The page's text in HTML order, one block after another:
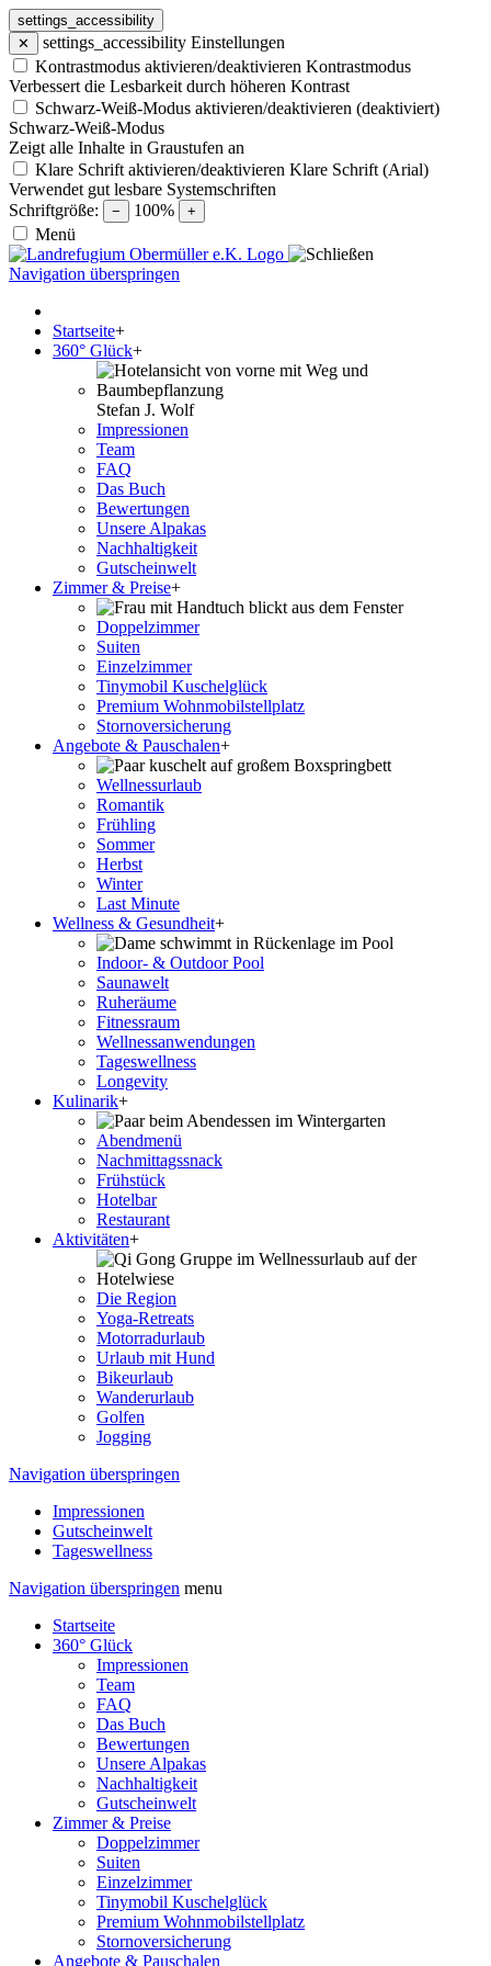
settings_accessibility
✕
settings_accessibility Einstellungen
Kontrastmodus aktivieren/deaktivieren Kontrastmodus
Verbessert die Lesbarkeit durch höheren Kontrast
Schwarz-Weiß-Modus aktivieren/deaktivieren (deaktiviert)
Schwarz-Weiß-Modus
Zeigt alle Inhalte in Graustufen an
Klare Schrift aktivieren/deaktivieren Klare Schrift (Arial)
Verwendet gut lesbare Systemschriften
Schriftgröße:
− 100% +
Menü
Navigation überspringen
Startseite+
360° Glück+
Stefan J. Wolf
Impressionen
Team
FAQ
Das Buch
Bewertungen
Unsere Alpakas
Nachhaltigkeit
Gutscheinwelt
Zimmer & Preise+
Doppelzimmer
Suiten
Einzelzimmer
Tinymobil Kuschelglück
Premium Wohnmobilstellplatz
Stornoversicherung
Angebote & Pauschalen+
Wellnessurlaub
Romantik
Frühling
Sommer
Herbst
Winter
Last Minute
Wellness & Gesundheit+
Indoor- & Outdoor Pool
Saunawelt
Ruheräume
Fitnessraum
Wellness­anwendungen
Tageswellness
Longevity
Kulinarik+
Abendmenü
Nachmittagssnack
Frühstück
Hotelbar
Restaurant
Aktivitäten+
Die Region
Yoga-Retreats
Motorradurlaub
Urlaub mit Hund
Bikeurlaub
Wanderurlaub
Golfen
Jogging
Navigation überspringen
Impressionen
Gutscheinwelt
Tageswellness
Navigation überspringen menu
Startseite
360° Glück
Impressionen
Team
FAQ
Das Buch
Bewertungen
Unsere Alpakas
Nachhaltigkeit
Gutscheinwelt
Zimmer & Preise
Doppelzimmer
Suiten
Einzelzimmer
Tinymobil Kuschelglück
Premium Wohnmobilstellplatz
Stornoversicherung
Angebote & Pauschalen